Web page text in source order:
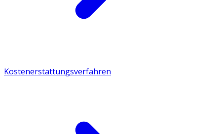
Kostenerstattungsverfahren